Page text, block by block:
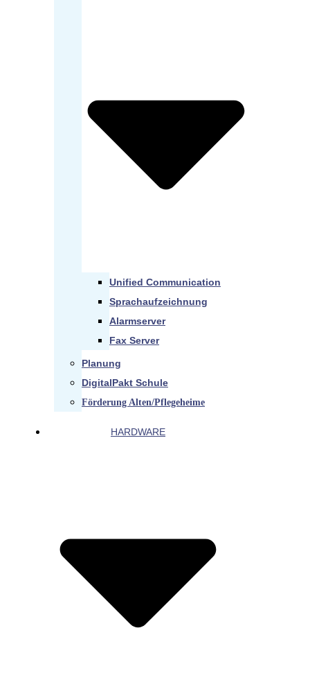
Unified Communication
Sprachaufzeichnung
Alarmserver
Fax Server
Planung
DigitalPakt Schule
Förderung Alten/Pflegeheime
HARDWARE